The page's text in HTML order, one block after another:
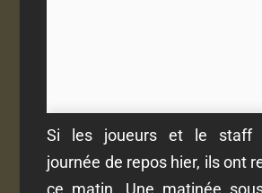
Si les joueurs et le staff
journée de repos hier, ils ont